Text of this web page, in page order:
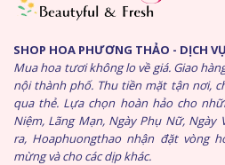
SHOP HOA PHƯƠNG THẢO - DỊCH
Mua hoa tươi không lo về giá. Giao
nội thành phố. Thu tiền mặt tận nơi,
qua thẻ. Lựa chọn hoàn hảo cho
Niệm, Lãng Mạn, Ngày Phụ Nữ, Ngày
ra, Hoaphuongthao nhận đặt vòng
mừng và cho các dịp khác.